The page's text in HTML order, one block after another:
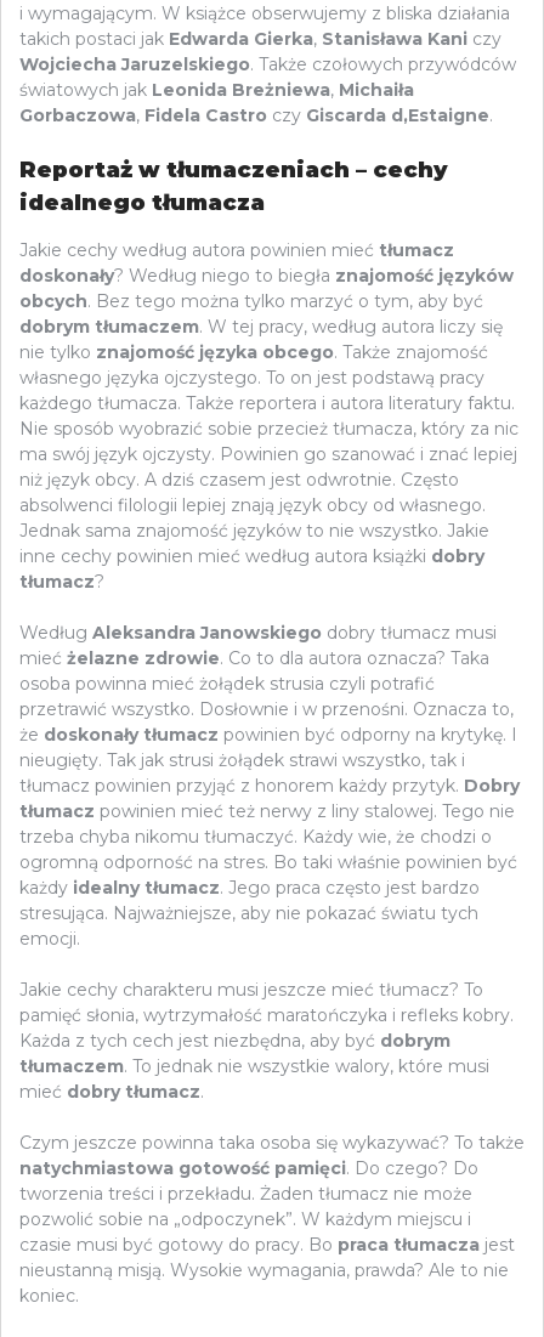
i wymagającym. W książce obserwujemy z bliska działania
takich postaci jak Edwarda Gierka, Stanisława Kani czy
Wojciecha Jaruzelskiego. Także czołowych przywódców
światowych jak Leonida Breżniewa, Michaiła
Gorbaczowa, Fidela Castro czy Giscarda d,Estaigne.
Reportaż w tłumaczeniach – cechy
idealnego tłumacza
Jakie cechy według autora powinien mieć tłumacz
doskonały? Według niego to biegła znajomość języków
obcych. Bez tego można tylko marzyć o tym, aby być
dobrym tłumaczem. W tej pracy, według autora liczy się
nie tylko znajomość języka obcego. Także znajomość
własnego języka ojczystego. To on jest podstawą pracy
każdego tłumacza. Także reportera i autora literatury faktu.
Nie sposób wyobrazić sobie przecież tłumacza, który za nic
ma swój język ojczysty. Powinien go szanować i znać lepiej
niż język obcy. A dziś czasem jest odwrotnie. Często
absolwenci filologii lepiej znają język obcy od własnego.
Jednak sama znajomość języków to nie wszystko. Jakie
inne cechy powinien mieć według autora książki dobry
tłumacz?
Według Aleksandra Janowskiego dobry tłumacz musi
mieć żelazne zdrowie. Co to dla autora oznacza? Taka
osoba powinna mieć żołądek strusia czyli potrafić
przetrawić wszystko. Dosłownie i w przenośni. Oznacza to,
że doskonały tłumacz powinien być odporny na krytykę. I
nieugięty. Tak jak strusi żołądek strawi wszystko, tak i
tłumacz powinien przyjąć z honorem każdy przytyk. Dobry
tłumacz powinien mieć też nerwy z liny stalowej. Tego nie
trzeba chyba nikomu tłumaczyć. Każdy wie, że chodzi o
ogromną odporność na stres. Bo taki właśnie powinien być
każdy idealny tłumacz. Jego praca często jest bardzo
stresująca. Najważniejsze, aby nie pokazać światu tych
emocji.
Jakie cechy charakteru musi jeszcze mieć tłumacz? To
pamięć słonia, wytrzymałość maratończyka i refleks kobry.
Każda z tych cech jest niezbędna, aby być dobrym
tłumaczem. To jednak nie wszystkie walory, które musi
mieć dobry tłumacz.
Czym jeszcze powinna taka osoba się wykazywać? To także
natychmiastowa gotowość pamięci. Do czego? Do
tworzenia treści i przekładu. Żaden tłumacz nie może
pozwolić sobie na „odpoczynek”. W każdym miejscu i
czasie musi być gotowy do pracy. Bo praca tłumacza jest
nieustanną misją. Wysokie wymagania, prawda? Ale to nie
koniec.